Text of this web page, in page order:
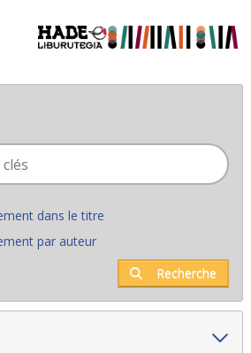
- Liburutegia
dans le titre
par auteur
Recherche